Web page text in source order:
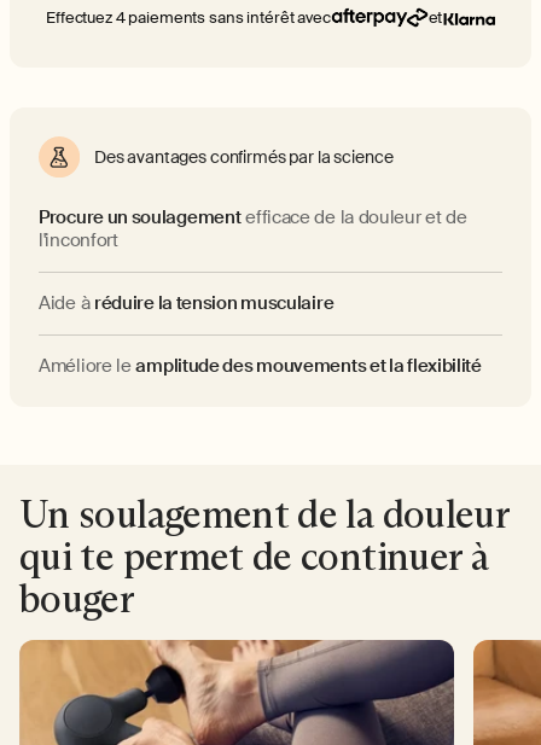
Effectuez 4 paiements sans intérêt avec et
Des avantages confirmés par la science
Procure un soulagementefficace de la douleur et de
l'inconfort
Aide à réduire la tension musculaire
Améliore leamplitude des mouvements et la flexibilité
Un soulagement de la douleur
qui te permet de continuer à
bouger